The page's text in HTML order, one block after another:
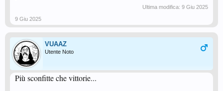
Ultima modifica: 9 Giu 2025
9 Giu 2025
VUAAZ
Utente Noto
Più sconfitte che vittorie...